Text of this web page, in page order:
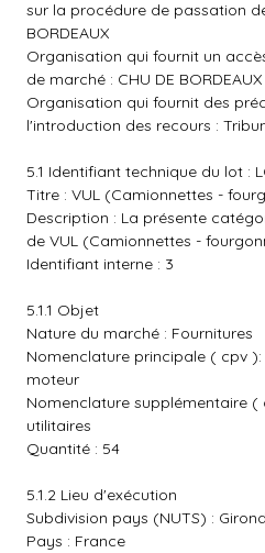
sur la procédure de passation
BORDEAUX
Organisation qui fournit un
de marché : CHU DE BORDEAUX
Organisation qui fournit des
l'introduction des recours :
5.1 Identifiant technique du lot :
Titre : VUL (Camionnettes -
Description : La présente
de VUL (Camionnettes -
Identifiant interne : 3
5.1.1 Objet
Nature du marché : Fournitures
Nomenclature principale ( cpv
moteur
Nomenclature supplémentaire (
utilitaires
Quantité : 54
5.1.2 Lieu d'exécution
Subdivision pays (NUTS) :
Pays : France